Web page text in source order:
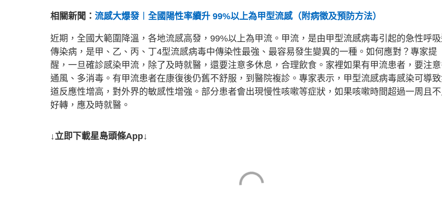
相關新聞： 流感大爆發︱全國陽性率續升 99%以上為甲型流感（附病徵及預防方法）
近期，全國大範圍降溫，各地流感高發，99%以上為甲流。甲流，是由甲型流感病毒引起的急性呼
傳染病，是甲、乙、丙、丁4型流感病毒中傳染性最強、最容易發生變異的一種。如何應對？專家提
醒，一旦確診感染甲流，除了及時就醫，還要注意多休息，合理飲食。家裡如果有甲流患者，要注
通風、多消毒。有甲流患者在康復後仍舊不舒服，到醫院複診。專家表示，甲型流感病毒感染可導
道反應性增高，對外界的敏感性增強。部分患者會出現慢性咳嗽等症狀，如果咳嗽時間超過一周且
好轉，應及時就醫。
↓立即下載星島頭條App↓